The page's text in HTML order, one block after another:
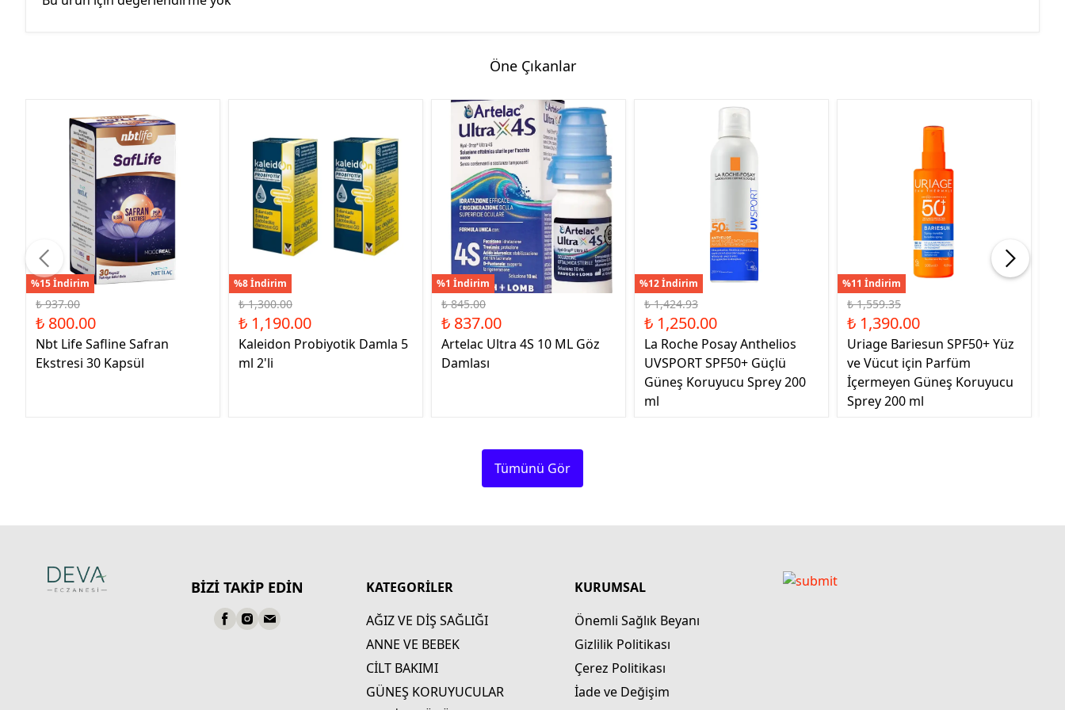
Öne Çıkanlar
%15 İndirim
₺ 937.00
₺ 800.00
Nbt Life Safline Safran
Ekstresi 30 Kapsül
%8 İndirim
₺ 1,300.00
₺ 1,190.00
Kaleidon Probiyotik Damla 5
ml 2'li
%1 İndirim
₺ 845.00
₺ 837.00
Artelac Ultra 4S 10 ML Göz
Damlası
%12 İndirim
₺ 1,424.93
₺ 1,250.00
La Roche Posay Anthelios
UVSPORT SPF50+ Güçlü
Güneş Koruyucu Sprey 200
ml
%11 İndirim
₺ 1,559.35
₺ 1,390.00
Uriage Bariesun SPF50+ Yüz
ve Vücut için Parfüm
İçermeyen Güneş Koruyucu
Sprey 200 ml
Tümünü Gör
BİZİ TAKİP EDİN
KATEGORİLER
AĞIZ VE DİŞ SAĞLIĞI
ANNE VE BEBEK
CİLT BAKIMI
GÜNEŞ KORUYUCULAR
KURUMSAL
Önemli Sağlık Beyanı
Gizlilik Politikası
Çerez Politikası
İade ve Değişim